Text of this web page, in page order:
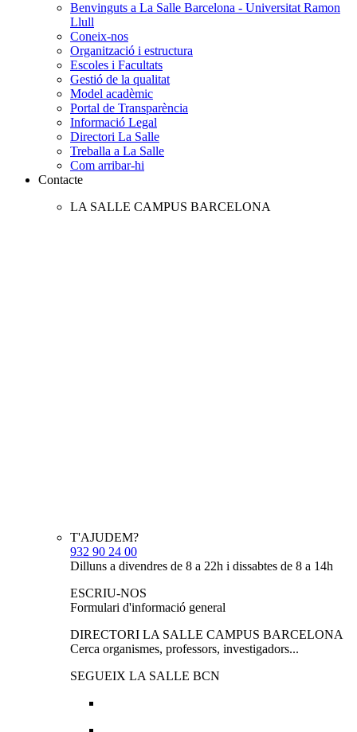
Benvinguts a La Salle Barcelona - Universitat Ramon
Llull
Coneix-nos
Organització i estructura
Escoles i Facultats
Gestió de la qualitat
Model acadèmic
Portal de Transparència
Informació Legal
Directori La Salle
Treballa a La Salle
Com arribar-hi
Contacte
LA SALLE CAMPUS BARCELONA
T'AJUDEM?
932 90 24 00
Dilluns a divendres de 8 a 22h i dissabtes de 8 a 14h
ESCRIU-NOS
Formulari d'informació general
DIRECTORI LA SALLE CAMPUS BARCELONA
Cerca organismes, professors, investigadors...
SEGUEIX LA SALLE BCN